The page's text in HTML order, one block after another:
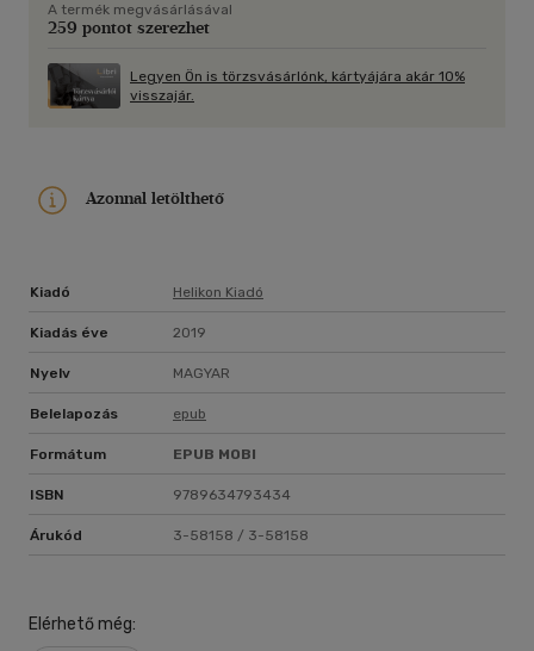
A termék megvásárlásával
259 pontot szerezhet
Legyen Ön is törzsvásárlónk, kártyájára akár 10%
visszajár.
Azonnal letölthető
Kiadó Helikon Kiadó
Kiadás éve 2019
Nyelv MAGYAR
Belelapozás epub
Formátum EPUB MOBI
ISBN 9789634793434
Árukód 3-58158 / 3-58158
Elérhető még: